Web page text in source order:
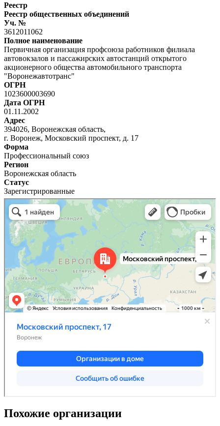
Реестр
Реестр общественных объединений
Уч. №
3612011062
Полное наименование
Первичная организация профсоюза работников филиала
автовокзалов и пассажирских автостанций открытого
акционерного общества автомобильного транспорта
"Воронежавтотранс"
ОГРН
1023600003690
Дата ОГРН
01.11.2002
Адрес
394026, Воронежская область,
г. Воронеж, Московский проспект, д. 17
Форма
Профессиональный союз
Регион
Воронежская область
Статус
Зарегистрированные
Похожие организации